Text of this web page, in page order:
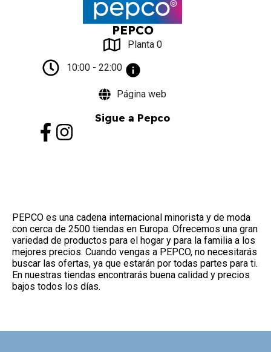
PEPCO es una cadena internacional minorista y de moda
con cerca de 2500 tiendas en Europa. Ofrecemos una gran
variedad de productos para el hogar y para la familia a los
mejores precios. Cuando vengas a PEPCO, no necesitarás
buscar las ofertas, ya que estarán por todas partes para ti.
En nuestras tiendas encontrarás buena calidad y precios
bajos todos los días.
PEPCO
Planta 0
10:00 - 22:00
Página web
Sigue a Pepco